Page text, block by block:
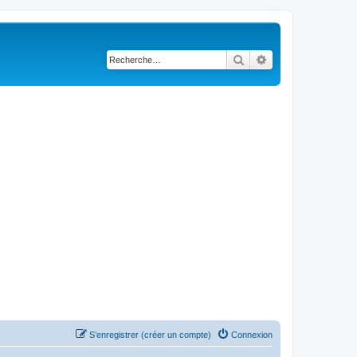
Rechercher
Connexion
S’enregistrer (créer un compte)